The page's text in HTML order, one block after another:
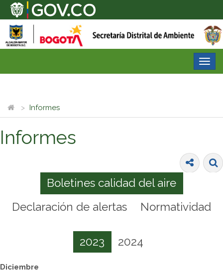
Informes
Informes
Boletines calidad del aire
Declaración de alertas
Normatividad
2023 2024
Diciembre